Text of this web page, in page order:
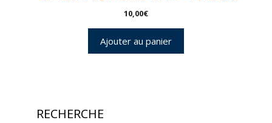
10,00€
Ajouter au panier
RECHERCHE